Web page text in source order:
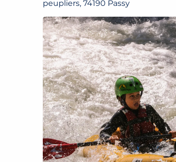
peupliers, 74190 Passy